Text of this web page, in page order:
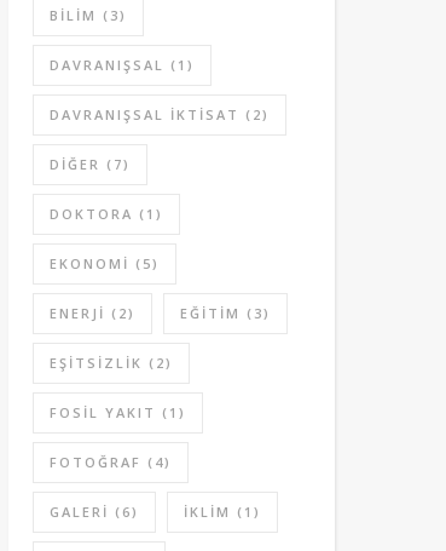
BILIM (3)
DAVRANIŞSAL (1)
DAVRANIŞSAL IKTISAT (2)
DIĞER (7)
DOKTORA (1)
EKONOMI (5)
ENERJI (2) EĞITIM (3)
EŞITSIZLIK (2)
FOSIL YAKIT (1)
FOTOĞRAF (4)
GALERI (6) IKLIM (1)